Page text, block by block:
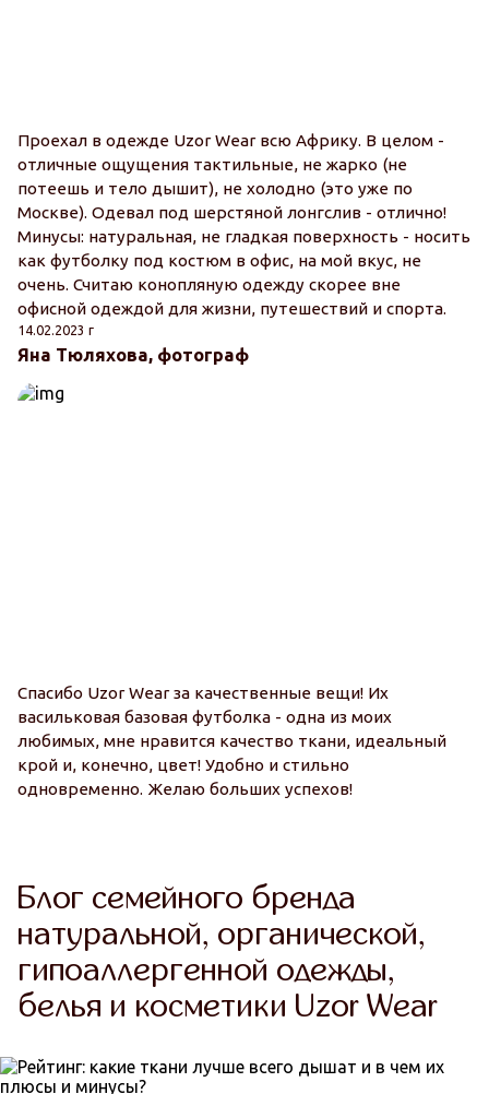
Проехал в одежде Uzor Wear всю Африку. В целом -
отличные ощущения тактильные, не жарко (не
потеешь и тело дышит), не холодно (это уже по
Москве). Одевал под шерстяной лонгслив - отлично!
Минусы: натуральная, не гладкая поверхность - носить
как футболку под костюм в офис, на мой вкус, не
очень. Считаю конопляную одежду скорее вне
офисной одеждой для жизни, путешествий и спорта.
14.02.2023 г
Яна Тюляхова, фотограф
Спасибо Uzor Wear за качественные вещи! Их
васильковая базовая футболка - одна из моих
любимых, мне нравится качество ткани, идеальный
крой и, конечно, цвет! Удобно и стильно
одновременно. Желаю больших успехов!
Блог семейного бренда
натуральной, органической,
гипоаллергенной одежды,
белья и косметики Uzor Wear